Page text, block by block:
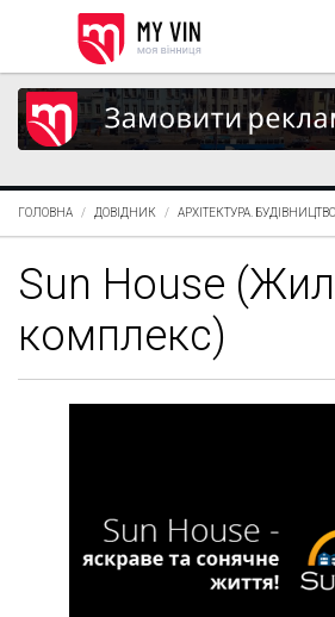
ГОЛОВНА ДОВІДНИК АРХІТЕКТУРА.
Sun House
комплекс)